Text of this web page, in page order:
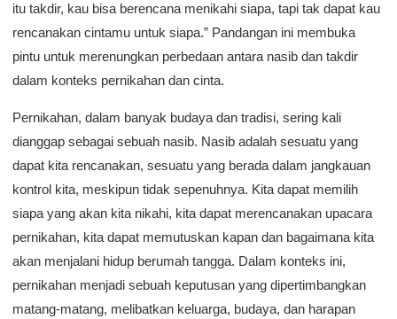
itu takdir, kau bisa berencana menikahi siapa, tapi tak dapat kau
rencanakan cintamu untuk siapa.” Pandangan ini membuka
pintu untuk merenungkan perbedaan antara nasib dan takdir
dalam konteks pernikahan dan cinta.
Pernikahan, dalam banyak budaya dan tradisi, sering kali
dianggap sebagai sebuah nasib. Nasib adalah sesuatu yang
dapat kita rencanakan, sesuatu yang berada dalam jangkauan
kontrol kita, meskipun tidak sepenuhnya. Kita dapat memilih
siapa yang akan kita nikahi, kita dapat merencanakan upacara
pernikahan, kita dapat memutuskan kapan dan bagaimana kita
akan menjalani hidup berumah tangga. Dalam konteks ini,
pernikahan menjadi sebuah keputusan yang dipertimbangkan
matang-matang, melibatkan keluarga, budaya, dan harapan